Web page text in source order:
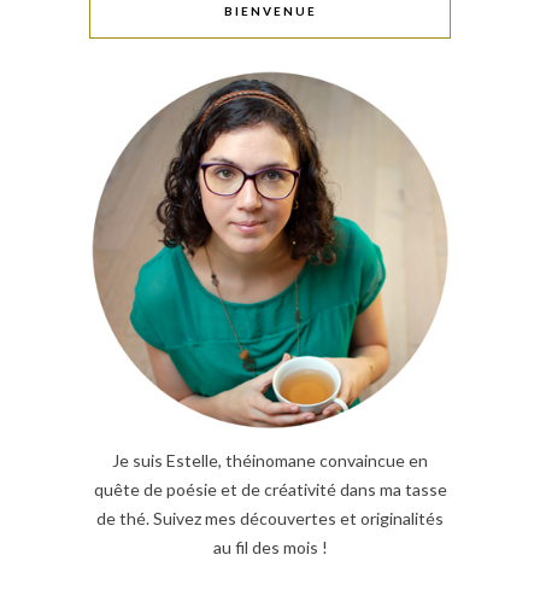
BIENVENUE
Je suis Estelle, théinomane convaincue en
quête de poésie et de créativité dans ma tasse
de thé. Suivez mes découvertes et originalités
au fil des mois !